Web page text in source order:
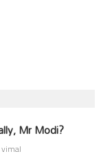
Mr Modi?
vimal